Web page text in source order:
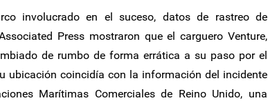
involucrado en el suceso, datos de rastreo de
Press mostraron que el carguero Venture,
de rumbo de forma errática a su paso por el
ubicación coincidía con la información del incidente
Marítimas Comerciales de Reino Unido, una